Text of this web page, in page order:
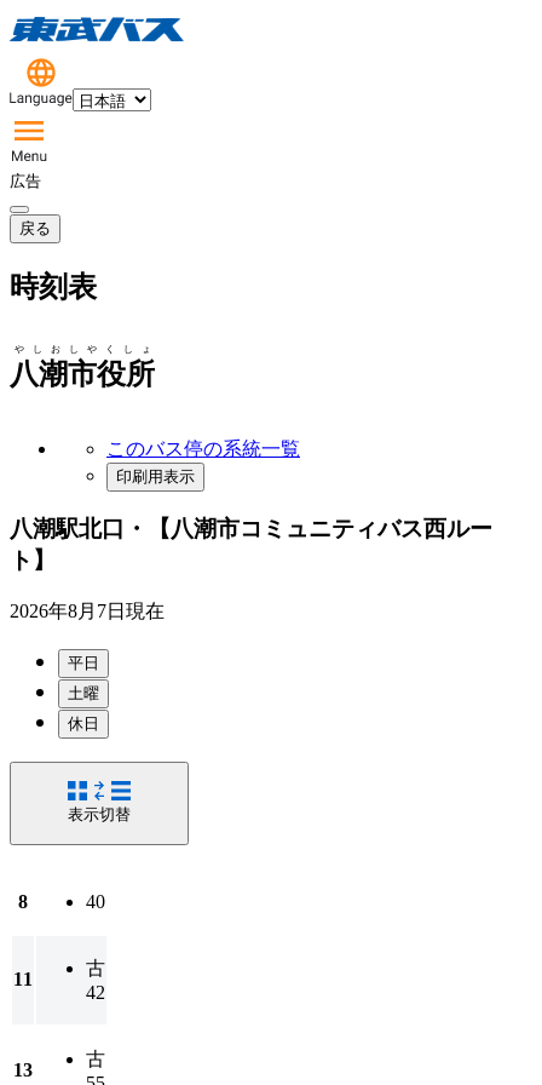
広告
戻る
時刻表
八潮市役所
やしおしやくしょ
このバス停の系統一覧
印刷用表示
八潮駅北口・【八潮市コミュニティバス西ルー
ト】
2026年8月7日 現在
平日
土曜
休日
表示切替
8 40
11
古
42
13
古